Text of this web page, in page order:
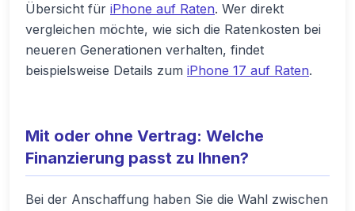
Übersicht für iPhone auf Raten. Wer direkt
vergleichen möchte, wie sich die Ratenkosten bei
neueren Generationen verhalten, findet
beispielsweise Details zum iPhone 17 auf Raten.
Mit oder ohne Vertrag: Welche
Finanzierung passt zu Ihnen?
Bei der Anschaffung haben Sie die Wahl zwischen